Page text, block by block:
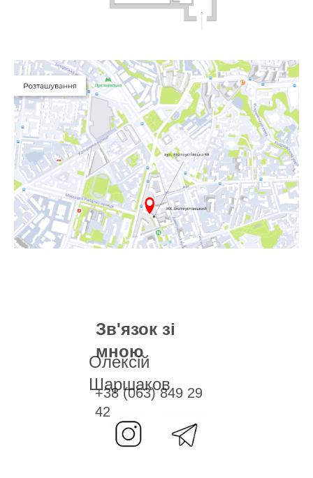
Зв'язок зі
мною
+38 (063) 849 29
42
Олексій
Шаршаков